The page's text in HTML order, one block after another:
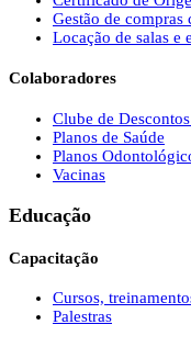
Gestão de compras
Locação de salas e
Colaboradores
Clube de
Planos de Saúde
Planos
Vacinas
Educação
Capacitação
Cursos,
Palestras